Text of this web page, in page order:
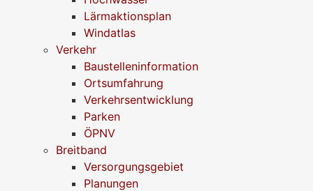
Lärmaktionsplan
Windatlas
Verkehr
Baustelleninformation
Ortsumfahrung
Verkehrsentwicklung
Parken
ÖPNV
Breitband
Versorgungsgebiet
Planungen